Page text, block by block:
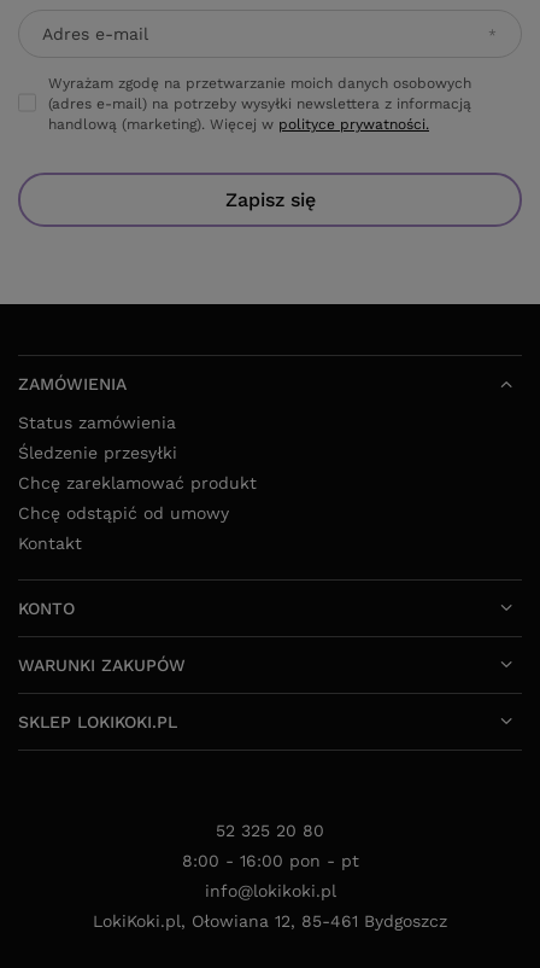
Adres e-mail
Wyrażam zgodę na przetwarzanie moich danych osobowych
(adres e-mail) na potrzeby wysyłki newslettera z informacją
handlową (marketing). Więcej w polityce prywatności.
Zapisz się
ZAMÓWIENIA
Status zamówienia
Śledzenie przesyłki
Chcę zareklamować produkt
Chcę odstąpić od umowy
Kontakt
KONTO
WARUNKI ZAKUPÓW
SKLEP LOKIKOKI.PL
52 325 20 80
8:00 - 16:00 pon - pt
info@lokikoki.pl
LokiKoki.pl, Ołowiana 12, 85-461 Bydgoszcz